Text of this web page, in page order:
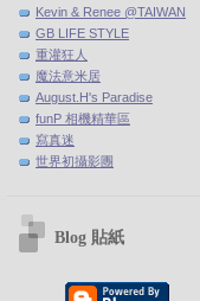
Kevin & Renee @TAIWAN
GB LIFE STYLE
重灌狂人
魔法意米居
August.H's Paradise
funP 相機精華區
寫真迷
世界初攝影團
Blog 貼紙